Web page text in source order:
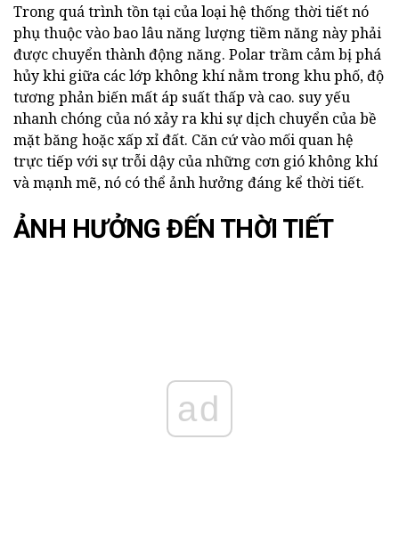
Trong quá trình tồn tại của loại hệ thống thời tiết nó
phụ thuộc vào bao lâu năng lượng tiềm năng này phải
được chuyển thành động năng. Polar trầm cảm bị phá
hủy khi giữa các lớp không khí nằm trong khu phố, độ
tương phản biến mất áp suất thấp và cao. suy yếu
nhanh chóng của nó xảy ra khi sự dịch chuyển của bề
mặt băng hoặc xấp xỉ đất. Căn cứ vào mối quan hệ
trực tiếp với sự trỗi dậy của những cơn gió không khí
và mạnh mẽ, nó có thể ảnh hưởng đáng kể thời tiết.
ẢNH HƯỞNG ĐẾN THỜI TIẾT
ad